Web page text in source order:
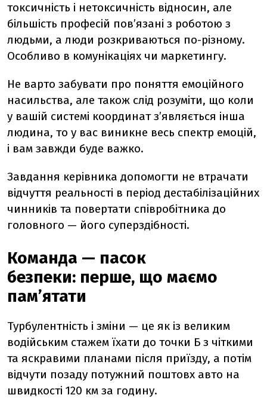
токсичність і нетоксичність відносин, але
більшість професій пов’язані з роботою з
людьми, а люди розкриваються по-різному.
Особливо в комунікаціях чи маркетингу.
Не варто забувати про поняття емоційного
насильства, але також слід розуміти, що коли
у вашій системі координат з’являється інша
людина, то у вас виникне весь спектр емоцій,
і вам завжди буде важко.
Завдання керівника допомогти не втрачати
відчуття реальності в період дестабілізаційних
чинників та повертати співробітника до
головного — його суперздібності.
Команда — пасок
безпеки: перше, що маємо
памʼятати
Турбулентність і зміни — це як із великим
водійським стажем їхати до точки Б з чіткими
та яскравими планами після приїзду, а потім
відчути позаду потужний поштовх авто на
швидкості 120 км за годину.